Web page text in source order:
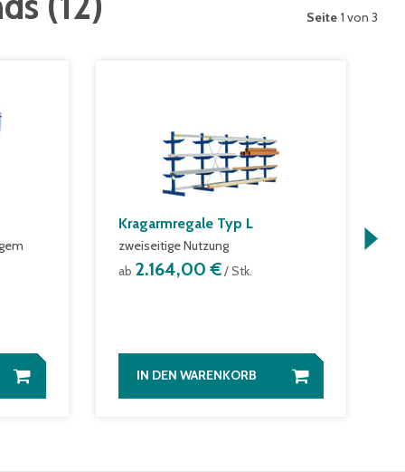
Seite 1 von 3
Kragarmregale Typ L
zweiseitige Nutzung
ab 2.164,00 €/ Stk.
IN DEN WARENKORB